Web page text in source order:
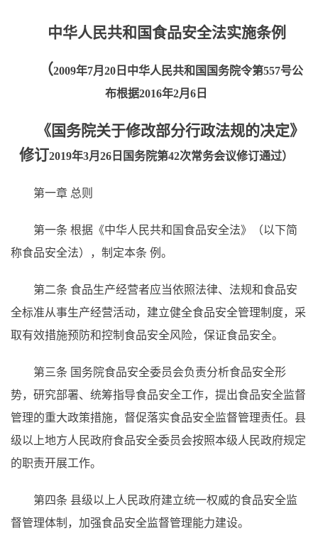
中华人民共和国食品安全法实施条例
（2009年7月20日中华人民共和国国务院令第557号公
布根据2016年2月6日
《国务院关于修改部分行政法规的决定》
修订2019年3月26日国务院第42次常务会议修订通过）
第一章 总则
第一条 根据《中华人民共和国食品安全法》（以下简
称食品安全法），制定本条 例。
第二条 食品生产经营者应当依照法律、法规和食品安
全标准从事生产经营活动，建立健全食品安全管理制度，采
取有效措施预防和控制食品安全风险，保证食品安全。
第三条 国务院食品安全委员会负责分析食品安全形
势，研究部署、统筹指导食品安全工作，提出食品安全监督
管理的重大政策措施，督促落实食品安全监督管理责任。县
级以上地方人民政府食品安全委员会按照本级人民政府规定
的职责开展工作。
第四条 县级以上人民政府建立统一权威的食品安全监
督管理体制，加强食品安全监督管理能力建设。